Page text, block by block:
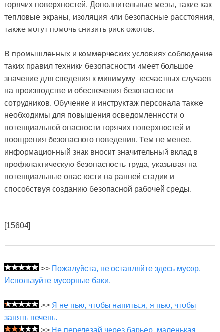
горячих поверхностей. Дополнительные меры, такие как
тепловые экраны, изоляция или безопасные расстояния,
также могут помочь снизить риск ожогов.
В промышленных и коммерческих условиях соблюдение
таких правил техники безопасности имеет большое
значение для сведения к минимуму несчастных случаев
на производстве и обеспечения безопасности
сотрудников. Обучение и инструктаж персонала также
необходимы для повышения осведомленности о
потенциальной опасности горячих поверхностей и
поощрения безопасного поведения. Тем не менее,
информационный знак вносит значительный вклад в
профилактическую безопасность труда, указывая на
потенциальные опасности на ранней стадии и
способствуя созданию безопасной рабочей среды.
[15604]
>> Пожалуйста, не оставляйте здесь мусор.
Используйте мусорные баки.
>> Я не пью, чтобы напиться, я пью, чтобы
занять печень.
>> Не перелезай через барьер, маленькая